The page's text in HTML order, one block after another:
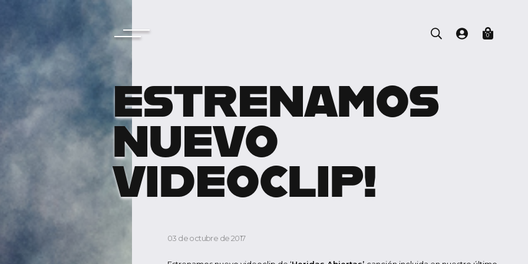
0
ESTRENAMOS
NUEVO
VIDEOCLIP!
03 de octubre de 2017